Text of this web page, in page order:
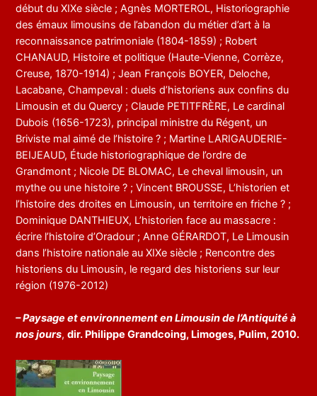
début du XIXe siècle ; Agnès MORTEROL, Historiographie
des émaux limousins de l’abandon du métier d’art à la
reconnaissance patrimoniale (1804-1859) ; Robert
CHANAUD, Histoire et politique (Haute-Vienne, Corrèze,
Creuse, 1870-1914) ; Jean François BOYER, Deloche,
Lacabane, Champeval : duels d’historiens aux confins du
Limousin et du Quercy ; Claude PETITFRÈRE, Le cardinal
Dubois (1656-1723), principal ministre du Régent, un
Briviste mal aimé de l’histoire ? ; Martine LARIGAUDERIE-
BEIJEAUD, Étude historiographique de l’ordre de
Grandmont ; Nicole DE BLOMAC, Le cheval limousin, un
mythe ou une histoire ? ; Vincent BROUSSE, L’historien et
l’histoire des droites en Limousin, un territoire en friche ? ;
Dominique DANTHIEUX, L’historien face au massacre :
écrire l’histoire d’Oradour ; Anne GÉRARDOT, Le Limousin
dans l’histoire nationale au XIXe siècle ; Rencontre des
historiens du Limousin, le regard des historiens sur leur
région (1976-2012)
– Paysage et environnement en Limousin de l’Antiquité à
nos jours,dir. Philippe Grandcoing, Limoges, Pulim, 2010.